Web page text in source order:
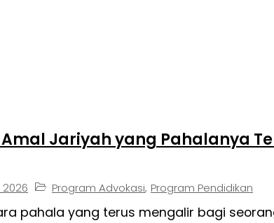
Jariyah yang Pahalanya
2026 Program Advokasi, Program Pendidikan
pahala yang terus mengalir bagi